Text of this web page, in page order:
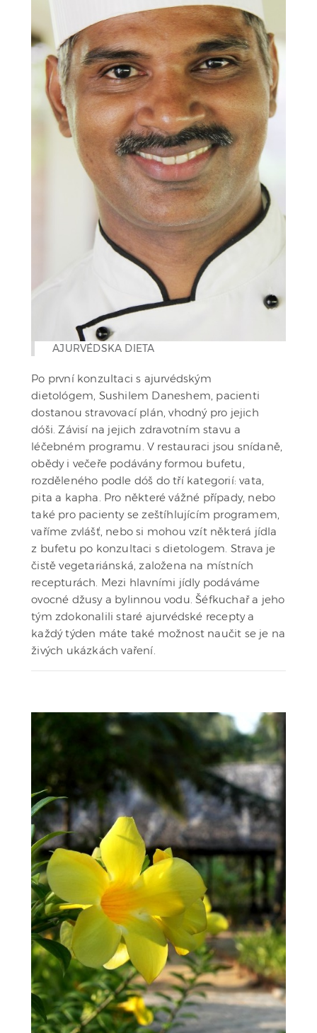
AJURVÉDSKA DIETA
Po první konzultaci s ajurvédským
dietológem, Sushilem Daneshem, pacienti
dostanou stravovací plán, vhodný pro jejich
dóši. Závisí na jejich zdravotním stavu a
léčebném programu. V restauraci jsou snídaně,
obědy i večeře podávány formou bufetu,
rozděleného podle dóš do tří kategorií: vata,
pita a kapha. Pro některé vážné případy, nebo
také pro pacienty se zeštíhlujícím programem,
vaříme zvlášť, nebo si mohou vzít některá jídla
z bufetu po konzultaci s dietologem. Strava je
čistě vegetariánská, založena na místních
recepturách. Mezi hlavními jídly podáváme
ovocné džusy a bylinnou vodu. Šéfkuchař a jeho
tým zdokonalili staré ajurvédské recepty a
každý týden máte také možnost naučit se je na
živých ukázkách vaření.